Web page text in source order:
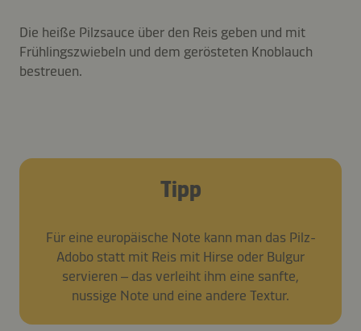
Die heiße Pilzsauce über den Reis geben und mit
Frühlingszwiebeln und dem gerösteten Knoblauch
bestreuen.
Tipp
Für eine europäische Note kann man das Pilz-
Adobo statt mit Reis mit Hirse oder Bulgur
servieren – das verleiht ihm eine sanfte,
nussige Note und eine andere Textur.